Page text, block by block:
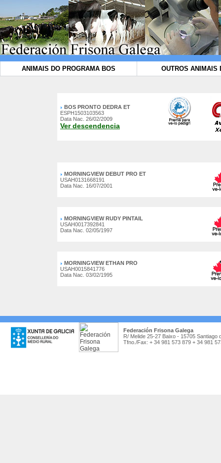
ANIMAIS DO PROGRAMA BOS OUTROS ANIMAIS
BOS PRONTO DEDRA ET
ESPH1503103563
Data Nac. 26/02/2009
Ver descendencia
MORNINGVIEW DEBUT PRO ET
USAH0131668191
Data Nac. 16/07/2001
MORNINGVIEW RUDY PINTAIL
USAH0017392841
Data Nac. 02/05/1997
MORNINGVIEW ETHAN PRO
USAH0015841776
Data Nac. 03/02/1995
Federación Frisona Galega
R/ Melide 25-27 Baixo - 15705 Santiago
Tfno./Fax: + 34 981 573 879 + 34 981